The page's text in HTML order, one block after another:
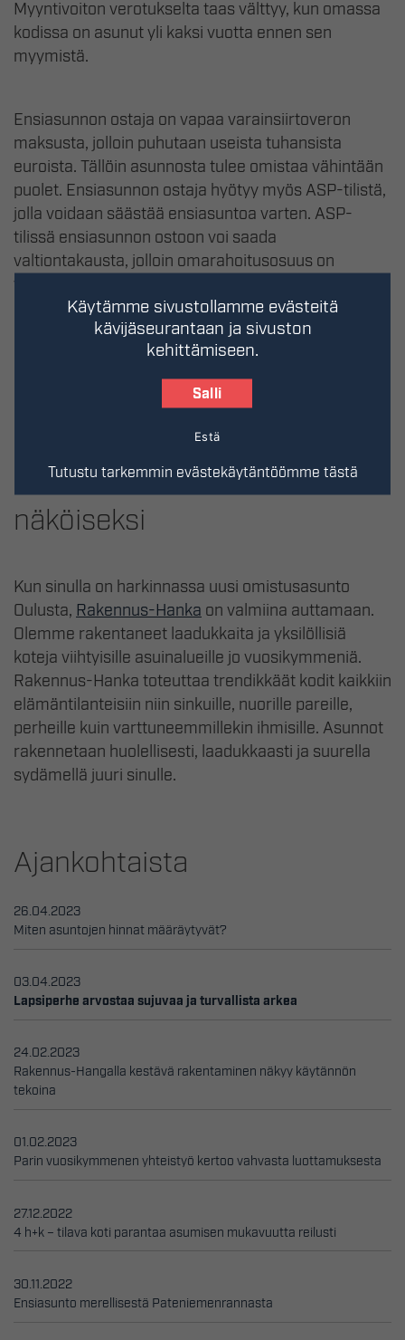
Myyntivoiton verotukselta taas välttyy, kun omassa
kodissa on asunut yli kaksi vuotta ennen sen
myymistä.
Ensiasunnon ostaja on vapaa varainsiirtoveron
maksusta, jolloin puhutaan useista tuhansista
euroista. Tällöin asunnosta tulee omistaa vähintään
puolet. Ensiasunnon ostaja hyötyy myös ASP-tilistä,
jolla voidaan säästää ensiasuntoa varten. ASP-
tilissä ensiasunnon ostoon voi saada
valtiontakausta, jolloin omarahoitusosuus on
vastaavasti pienempi. Valtio tarjoaa ASP-tilissä
myös tukea korkeiden korkojen varalta.
Oma asunto on vapaasti
muokattavissa ja
remontoitavissa asujansa
näköiseksi
Kun sinulla on harkinnassa uusi omistusasunto
Oulusta, Rakennus-Hanka on valmiina auttamaan.
Olemme rakentaneet laadukkaita ja yksilöllisiä
koteja viihtyisille asuinalueille jo vuosikymmeniä.
Rakennus-Hanka toteuttaa trendikkäät kodit kaikkiin
elämäntilanteisiin niin sinkuille, nuorille pareille,
perheille kuin varttuneemmillekin ihmisille. Asunnot
rakennetaan huolellisesti, laadukkaasti ja suurella
sydämellä juuri sinulle.
Ajankohtaista
26.04.2023
Miten asuntojen hinnat määräytyvät?
03.04.2023
Lapsiperhe arvostaa sujuvaa ja turvallista arkea
24.02.2023
Rakennus-Hangalla kestävä rakentaminen näkyy käytännön
tekoina
01.02.2023
Parin vuosikymmenen yhteistyö kertoo vahvasta luottamuksesta
27.12.2022
4 h+k – tilava koti parantaa asumisen mukavuutta reilusti
30.11.2022
Ensiasunto merellisestä Pateniemenrannasta
Käytämme sivustollamme evästeitä
kävijäseurantaan ja sivuston
kehittämiseen.
Salli
Estä
Tutustu tarkemmin evästekäytäntöömme tästä